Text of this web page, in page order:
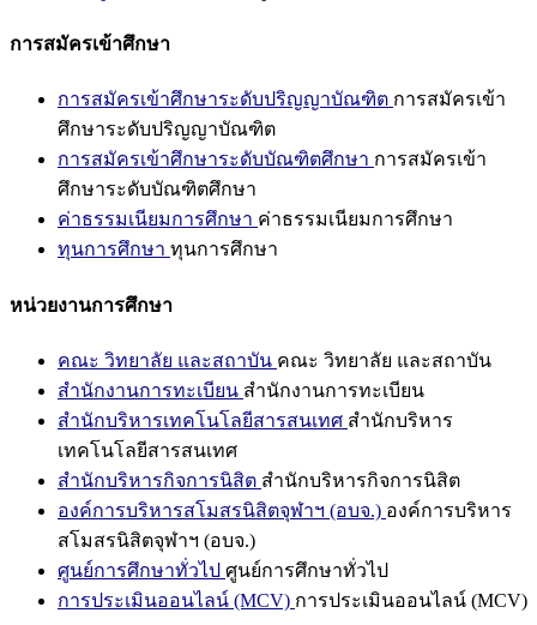
การสมัครเข้าศึกษา
การสมัครเข้าศึกษาระดับปริญญาบัณฑิต การสมัครเข้า
ศึกษาระดับปริญญาบัณฑิต
การสมัครเข้าศึกษาระดับบัณฑิตศึกษา การสมัครเข้า
ศึกษาระดับบัณฑิตศึกษา
ค่าธรรมเนียมการศึกษา ค่าธรรมเนียมการศึกษา
ทุนการศึกษา ทุนการศึกษา
หน่วยงานการศึกษา
คณะ วิทยาลัย และสถาบัน คณะ วิทยาลัย และสถาบัน
สำนักงานการทะเบียน สำนักงานการทะเบียน
สำนักบริหารเทคโนโลยีสารสนเทศ สำนักบริหาร
เทคโนโลยีสารสนเทศ
สำนักบริหารกิจการนิสิต สำนักบริหารกิจการนิสิต
องค์การบริหารสโมสรนิสิตจุฬาฯ (อบจ.) องค์การบริหาร
สโมสรนิสิตจุฬาฯ (อบจ.)
ศูนย์การศึกษาทั่วไป ศูนย์การศึกษาทั่วไป
การประเมินออนไลน์ (MCV) การประเมินออนไลน์ (MCV)